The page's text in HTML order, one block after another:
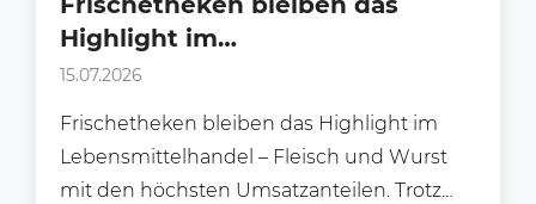
Highlight im
Lebensmittelhandel.
15.07.2026
Frischetheken bleiben das Highlight im
Lebensmittelhandel – Fleisch und Wurst
mit den höchsten Umsatzanteilen. Trotz